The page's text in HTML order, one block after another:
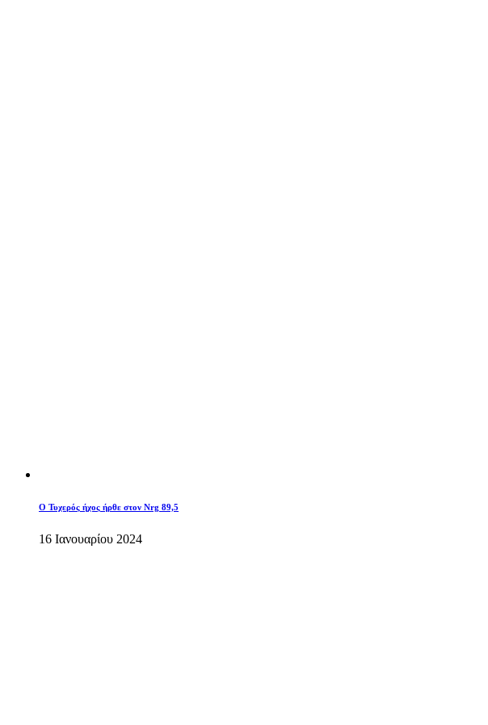
O Τυχερός ήχος ήρθε στον Nrg 89,5
16 Ιανουαρίου 2024